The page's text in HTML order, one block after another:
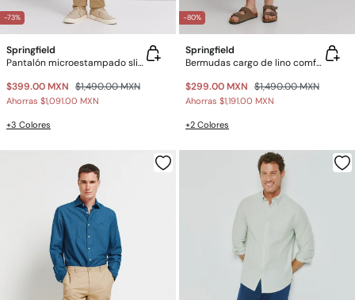
-73%
Springfield
Pantalón microestampado slim fit
$399.00 MXN $1,490.00 MXN
Ahorras $1,091.00 MXN
+3 Colores
-80%
Springfield
Bermudas cargo de lino comfort fit
$299.00 MXN $1,490.00 MXN
Ahorras $1,191.00 MXN
+2 Colores